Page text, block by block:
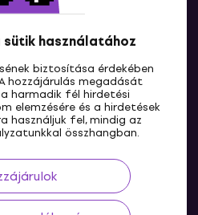
használatához
biztosítása érdekében
hozzájárulás megadását
harmadik fél hirdetési
elemzésére és a hirdetések
használjuk fel, mindig az
összhangban.
HU